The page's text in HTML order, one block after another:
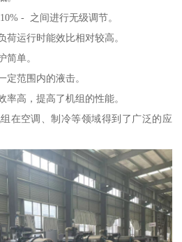
- 之间进行无级调节。
荷运行时能效比相对较高。
简单。
定范围内的液击。
率高，提高了机组的性能。
在空调、制冷等领域得到了广泛的应